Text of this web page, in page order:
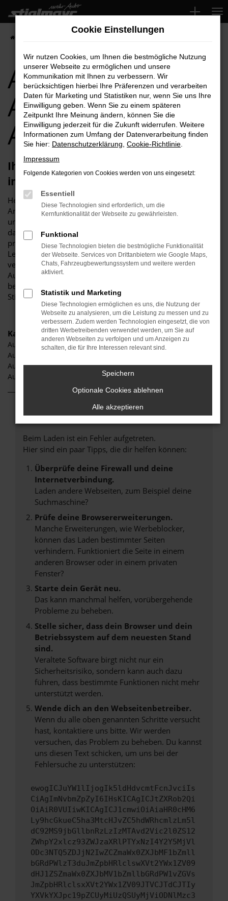
Zum
Hauptinhalt
springen
Audi A5 für
Aichach Top-
Angebote
Ihren Audi A5 für Aichach erhalten Sie
im Autohaus Stiglmayr
Herzlich willkommen bei Autohaus Stiglmayr – Ihre erste
Anlaufstelle für exzellente Audi A5 Fahrzeuge für Aichach
und Umgebung! Unser renommiertes Autohaus ist stolz
darauf, Ihnen eine herausragende Auswahl an Audi A5 zu
präsentieren, die höchste Standards in Sachen Qualität und
Leistung erfüllen. Wir sind seit Jahren Ihr
vertrauenswürdiger Partner, wenn es um erstklassige
Automobile geht. Erfahren Sie mehr über unsere
beeindruckende Audi A5 Flotte und warum Autohaus
Stiglmayr die bevorzugte Adresse für Audi A5 Liebhaber ist.
Kategorie
Audi A5 Aichach
Audi A5 Gebrauchtwagen Aichach
Audi A5 Neuwagen Aichach
Audi A5 Jahreswagen Aichach
Fehler: Network Error
Beim Laden ist ein Fehler aufgetreten.
Hier sind ein paar Tipps, die dir helfen können:
Überprüfe deine Firewall und deine
Internetverbindung.
Laden andere Webseiten, zum Beispiel deine
Suchmaschine?
Prüfe deine Browsererweiterungen.
Manche Erweiterungen, wie Werbeblocker,
können das Laden bestimmter Seiten
verhindern. Funktioniert die Seite in einem
anderen Browser oder in einem privaten
Fenster?
Starte dein Gerät neu.
Das kann manchmal helfen, vorübergehende
Probleme zu beheben.
Stelle sicher, dass dein Browser und dein
Betriebssystem auf dem neuesten Stand
sind.
Veraltete Software birgt nicht nur ein
Sicherheitsrisiko, sondern kann auch dazu
führen, dass bestimmte Funktionen nicht mehr
unterstützt werden.
Wende dich an den Webseitenbetreiber.
Wenn du alle oben genannten Schritte versucht
hast, kontaktiere uns bitte. Wir werden
versuchen, das Problem zu beheben. Du kannst
uns diesen Text schicken, um uns bei der
Fehlersuche zu unterstützen:
ewogICJuYW1lIjogIk5ldHdvcmtFcnJvciIs
CiAgImNvbmZpZyI6IHsKICAgICJtZXRob2Qi
OiAiR0VUIiwKICAgICJ1cmwiOiAiaHR0cHM6
Ly9hcGkueC5ha3MtcHJvZC5hdWRhcmlzLm5l
dC92MS9jbGllbnRzLzIzMTAvd2Vic2l0ZS12
ZWhpY2xlcz93ZWJzaXRlPTYxNzI4Y2Y5MjVl
ODc3NTQ5ZDJjN2IwZCZmaWx0ZXJbMF1bZmll
bGRdPWlzT3duJmZpbHRlclswXVt2YWx1ZV09
dHJ1ZSZmaWx0ZXJbMV1bZmllbGRdPW1vZGVs
JmZpbHRlclsxXVt2YWx1ZV09JTVCJTdCJTIy
YXVkYXJpc19pZCUyMiUzQSUyMjViODNlMzc3
Cookie Einstellungen
Wir nutzen Cookies, um Ihnen die bestmögliche Nutzung
unserer Webseite zu ermöglichen und unsere
Kommunikation mit Ihnen zu verbessern. Wir
berücksichtigen hierbei Ihre Präferenzen und verarbeiten
Daten für Marketing und Statistiken nur, wenn Sie uns Ihre
Einwilligung geben. Wenn Sie zu einem späteren
Zeitpunkt Ihre Meinung ändern, können Sie die
Einwilligung jederzeit für die Zukunft widerrufen. Weitere
Informationen zum Umfang der Datenverarbeitung finden
Sie hier: Datenschutzerklärung Cookie-Richtlinie
Impressum
Folgende Kategorien von Cookies werden von uns eingesetzt:
Essentiell
Diese Technologien sind erforderlich, um die
Kernfunktionalität der Webseite zu gewährleisten.
Funktional
Diese Technologien bieten die bestmögliche Funktionalität
der Webseite. Services von Drittanbietern wie Google Maps,
Chats, Fahrzeugbewertungssystem und weitere werden
aktiviert.
Statistik und Marketing
Diese Technologien ermöglichen es uns, die Nutzung der
Webseite zu analysieren, um die Leistung zu messen und zu
verbessern. Zudem werden Technologien eingesetzt, die von
dritten Werbetreibenden verwendet werden, um Sie auf
anderen Webseiten zu verfolgen und um Anzeigen zu
schalten, die für Ihre Interessen relevant sind.
Speichern
Optionale Cookies ablehnen
Alle akzeptieren